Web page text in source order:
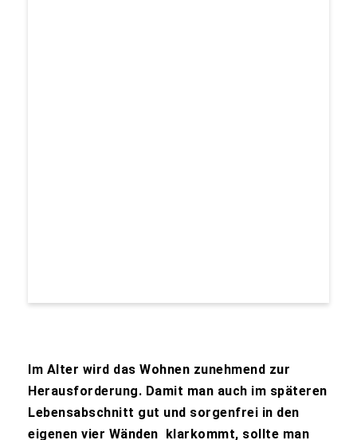
Im Alter wird das Wohnen zunehmend zur
Herausforderung. Damit man auch im späteren
Lebensabschnitt gut und sorgenfrei in den
eigenen vier Wänden klarkommt, sollte man